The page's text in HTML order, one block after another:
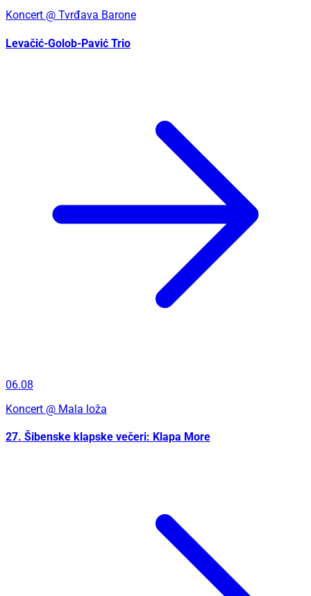
Koncert @ Tvrđava Barone
Levačić-Golob-Pavić Trio
06.08
Koncert @ Mala loža
27. Šibenske klapske večeri: Klapa More